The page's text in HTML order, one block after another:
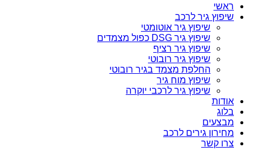
ראשי
שיפוץ גיר לרכב
שיפוץ גיר אוטומטי
שיפוץ גיר DSG כפול מצמדים
שיפוץ גיר רציף
שיפוץ גיר רובוטי
החלפת מצמד בגיר רובוטי
שיפוץ מוח גיר
שיפוץ גיר לרכבי יוקרה
אודות
בלוג
מבצעים
מחירון גירים לרכב
צרו קשר